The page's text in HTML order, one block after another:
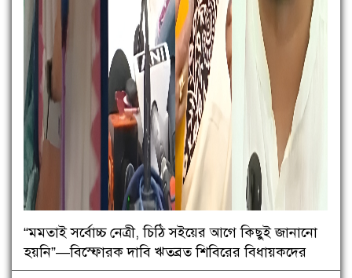
“মমতাই সর্বোচ্চ নেত্রী, চিঠি সইয়ের আগে কিছুই জানানো
হয়নি”—বিস্ফোরক দাবি ঋতব্রত শিবিরের বিধায়কদের